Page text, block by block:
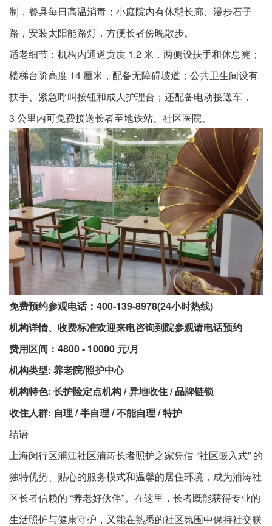
制，餐具每日高温消毒；小庭院内有休憩长廊、漫步石子
路，安装太阳能路灯，方便长者傍晚散步。​
适老细节：机构内通道宽度 1.2 米，两侧设扶手和休息凳；
楼梯台阶高度 14 厘米，配备无障碍坡道；公共卫生间设有
扶手、紧急呼叫按钮和成人护理台；还配备电动接送车，
3 公里内可免费接送长者至地铁站、社区医院。​
免费预约参观电话：400-139-8978(24小时热线)
机构详情、收费标准欢迎来电咨询到院参观请电话预约
费用区间：4800 - 10000 元/月
机构类型: 养老院/照护中心
机构特色: 长护险定点机构 / 异地收住 / 品牌链锁
收住人群: 自理 / 半自理 / 不能自理 / 特护
结语​
上海闵行区浦江社区浦涛长者照护之家凭借 “社区嵌入式” 的
独特优势、贴心的服务模式和温馨的居住环境，成为浦涛社
区长者信赖的 “养老好伙伴”。在这里，长者既能获得专业的
生活照护与健康守护，又能在熟悉的社区氛围中保持社交联